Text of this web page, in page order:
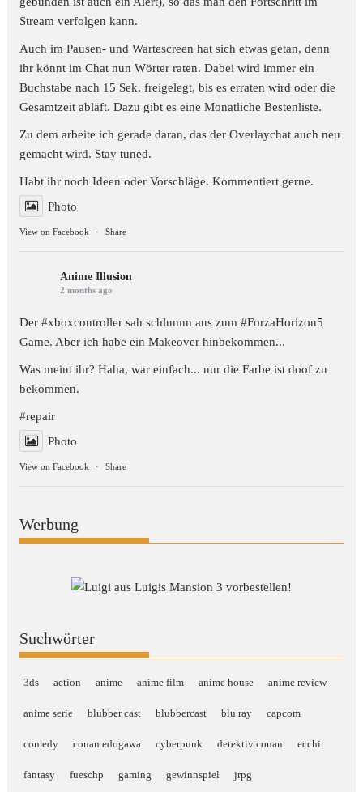
Stream verfolgen kann.
Auch im Pausen- und Wartescreen hat sich etwas getan, denn
ihr könnt im Chat nun Wörter raten. Dabei wird immer ein
Buchstabe nach 15 Sek. freigelegt, bis es erraten wird oder die
Gesamtzeit abläft. Dazu gibt es eine Monatliche Bestenliste.
Zu dem arbeite ich gerade daran, das der Overlaychat auch neu
gemacht wird. Stay tuned.
Habt ihr noch Ideen oder Vorschläge. Kommentiert gerne.
Photo
View on Facebook · Share
Anime Illusion
2 months ago
Der #xboxcontroller sah schlumm aus zum#ForzaHorizon5
Game. Aber ich habe ein Makeover hinbekommen...
Was meint ihr? Haha, war einfach... nur die Farbe ist doof zu
bekommen.
#repair
Photo
View on Facebook · Share
Werbung
Suchwörter
3ds action anime anime film anime house anime review
anime serie blubber cast blubbercast blu ray capcom
comedy conan edogawa cyberpunk detektiv conan ecchi
fantasy fueschp gaming gewinnspiel jrpg